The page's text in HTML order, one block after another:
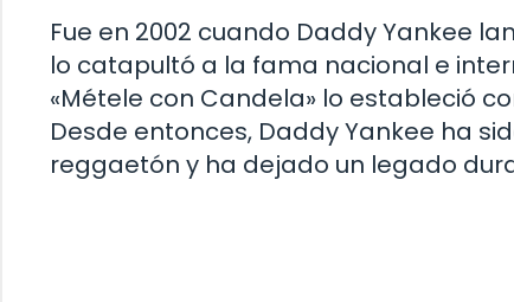
Fue en 2002 cuando Daddy Yankee
lo catapultó a la fama nacional e
«Métele con Candela» lo estableció
Desde entonces, Daddy Yankee ha
reggaetón y ha dejado un legado